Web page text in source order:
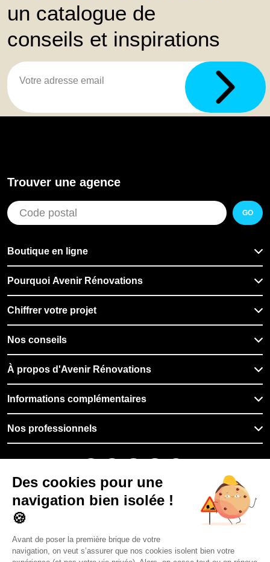
un catalogue de
conseils et inspirations
Trouver une agence
GO
Boutique en ligne
Pourquoi Avenir Rénovations
Chiffrer votre projet
Nos conseils
À propos d'Avenir Rénovations
Informations complémentaires
Nos professionnels